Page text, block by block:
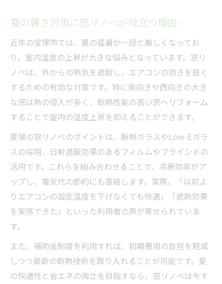
夏の暑さ対策に窓リノベが役立つ理由
近年の宝塚市では、夏の猛暑が一段と厳しくなってお
り、室内温度の上昇が大きな悩みとなっています。窓リ
ノベは、外からの熱気を遮断し、エアコンの効きを良く
するための有効な対策です。特に南向きや西向きの大き
な窓は熱の侵入が多く、断熱性能の高い窓へリフォーム
することで室内の温度上昇を抑えることができます。
夏場の窓リノベのポイントは、断熱ガラスやLow-Eガラ
スの採用、日射遮蔽効果のあるフィルムやブラインドの
活用です。これらを組み合わせることで、冷房効率がア
ップし、電気代の節約にも直結します。実際、「以前よ
りエアコンの設定温度を下げなくても快適」「遮熱効果
を実感できた」といった利用者の声が寄せられていま
す。
また、補助金制度を利用すれば、初期費用の負担を軽減
しつつ最新の断熱技術を取り入れることが可能です。夏
の快適性と省エネの両立を目指すなら、窓リノベは今す